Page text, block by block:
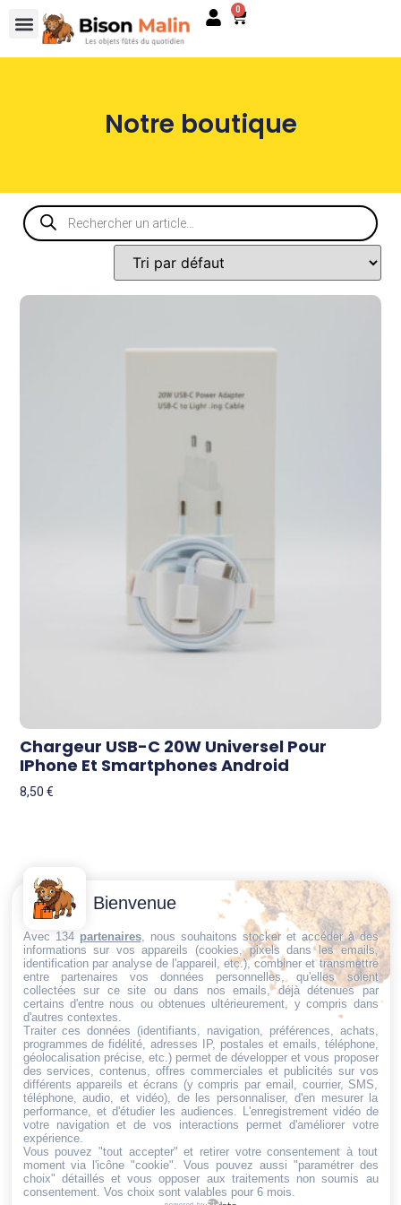
0
Notre boutique
Chargeur USB-C 20W Universel Pour
IPhone Et Smartphones Android
8,50€
Trouvez ce qu'il vous faut,
au bon endroit
Conditions
générales
de vente
Politique de
cookies
Politique de
confidentialité
Mentions
légales
Conditions de
retour et de
remboursement
Droit de
rétractation
Contactez-
Nous
Email:
dt@sasbms.fr
Bienvenue
Avec 134 partenaires, nous souhaitons stocker et accéder à des
informations sur vos appareils (cookies, pixels dans les emails,
identification par analyse de l'appareil, etc.), combiner et transmettre
entre partenaires vos données personnelles, qu'elles soient
collectées sur ce site ou dans nos emails, déjà détenues par
certains d'entre nous ou obtenues ultérieurement, y compris dans
d'autres contextes.
Traiter ces données (identifiants, navigation, préférences, achats,
programmes de fidélité, adresses IP, postales et emails, téléphone,
géolocalisation précise, etc.) permet de développer et vous proposer
des services, contenus, offres commerciales et publicités sur vos
différents appareils et écrans (y compris par email, courrier, SMS,
téléphone, audio, et vidéo), de les personnaliser, d'en mesurer la
performance, et d'étudier les audiences. L'enregistrement vidéo de
votre navigation et de vos interactions permet d'améliorer votre
expérience.
Vous pouvez "tout accepter" et retirer votre consentement à tout
moment via l'icône "cookie" . Vous pouvez aussi "paramétrer des
choix" détaillés et vous opposer aux traitements non soumis au
consentement. Vos choix sont valables pour 6 mois.